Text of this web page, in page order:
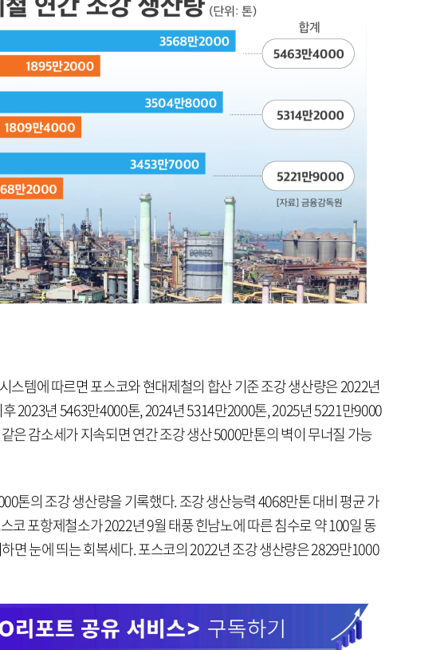
스템에 따르면 포스코와 현대제철의 합산 기준 조강 생산량은 2022년
2023년 5463만4000톤, 2024년 5314만2000톤, 2025년 5221만9000
은 감소세가 지속되면 연간 조강 생산 5000만톤의 벽이 무너질 가능
톤의 조강 생산량을 기록했다. 조강 생산능력 4068만톤 대비 평균 가
코 포항제철소가 2022년 9월 태풍 힌남노에 따른 침수로 약 100일 동
면 눈에 띄는 회복세다. 포스코의 2022년 조강 생산량은 2829만1000